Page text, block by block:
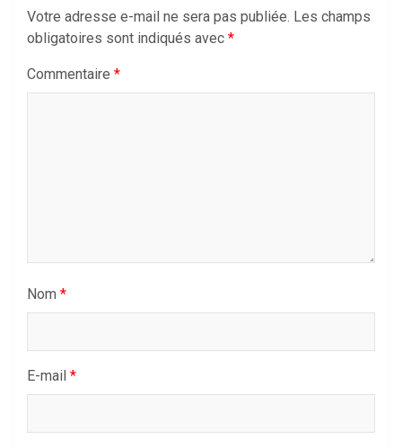
Votre adresse e-mail ne sera pas publiée. Les champs
obligatoires sont indiqués avec *
Commentaire *
Nom *
E-mail *